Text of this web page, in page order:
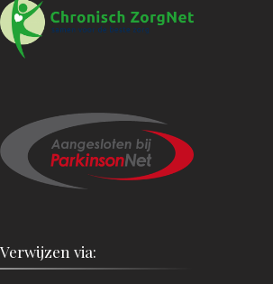
Verwijzen via: